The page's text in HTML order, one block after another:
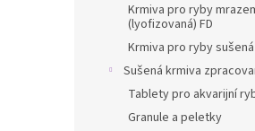
Krmiva pro ryby
(lyofizovaná) FD
Krmiva pro ryby sušená
Sušená krmiva
Tablety pro akvarijní
Granule a peletky